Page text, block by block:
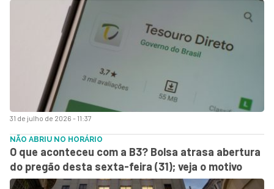
31 de julho de 2026 - 11:37
NÃO ABRIU NO HORÁRIO
O que aconteceu com a B3? Bolsa atrasa abertura
do pregão desta sexta-feira (31); veja o motivo